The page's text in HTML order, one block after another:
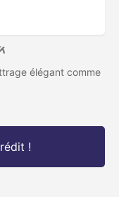
élégant comme
!